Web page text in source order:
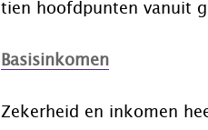
tien hoofdpunten vanuit
Basisinkomen
Zekerheid en inkomen